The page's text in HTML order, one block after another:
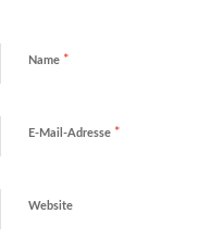
Name *
E-Mail-Adresse *
Website